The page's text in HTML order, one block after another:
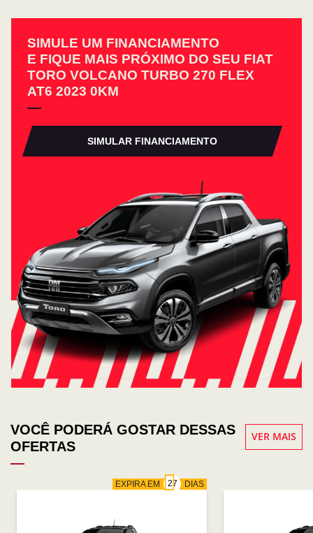
SIMULE UM FINANCIAMENTO
E FIQUE MAIS PRÓXIMO DO SEU FIAT
TORO VOLCANO TURBO 270 FLEX
AT6 2023 0KM
SIMULAR FINANCIAMENTO
VOCÊ PODERÁ GOSTAR DESSAS
OFERTAS
VER MAIS
EXPIRA EM DIAS